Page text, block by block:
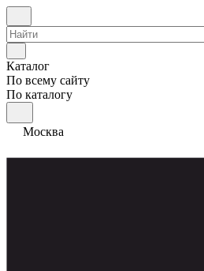
Каталог
По всему сайту
По каталогу
Москва